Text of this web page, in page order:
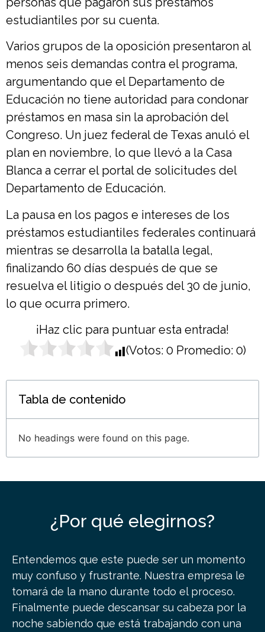
Tabla de contenido
No headings were found on this page.
estudiantiles por su cuenta.
Varios grupos de la oposición presentaron al
menos seis demandas contra el programa,
argumentando que el Departamento de
Educación no tiene autoridad para condonar
préstamos en masa sin la aprobación del
Congreso. Un juez federal de Texas anuló el
plan en noviembre, lo que llevó a la Casa
Blanca a cerrar el portal de solicitudes del
Departamento de Educación.
La pausa en los pagos e intereses de los
préstamos estudiantiles federales continuará
mientras se desarrolla la batalla legal,
finalizando 60 días después de que se
resuelva el litigio o después del 30 de junio,
lo que ocurra primero.
¡Haz clic para puntuar esta entrada!
(Votos: 0 Promedio: 0)
¿Por qué elegirnos?
Entendemos que este puede ser un momento
muy confuso y frustrante. Nuestra empresa le
tomará de la mano durante todo el proceso.
Finalmente puede descansar su cabeza por la
noche sabiendo que está trabajando con una